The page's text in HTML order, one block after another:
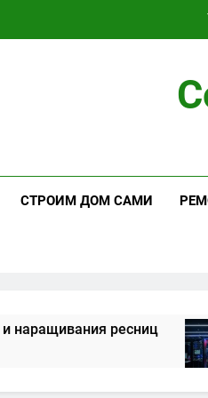
СТРОИМ ДОМ САМИ
ресниц